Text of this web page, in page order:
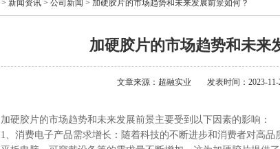
> 新闻资讯 > 公司新闻 > 加硬胶片的市场趋势和未来发展前景如何？
加硬胶片的市场趋势和未来
文章来源：超融实业 发表时间：2023-11-
加硬胶片的市场趋势和未来发展前景主要受到以下因素的影响：
1、消费电子产品需求增长：随着科技的不断进步和消费者对高品